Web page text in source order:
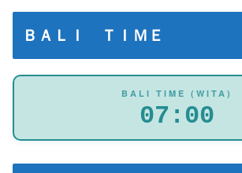
ＢＡＬＩ ＴＩＭＥ
BALI TIME (WITA)
07:01